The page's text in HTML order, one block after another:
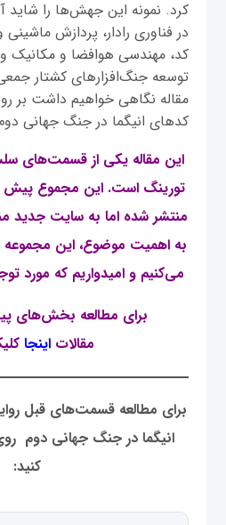
کرد. نمونه این جهش‌ها را شاید
در فناوری رادار، پردازش
کد، مهندسی هوافضا و مکانیک
توسعه جنگ‌افزارهای کشتار
مقاله نگاهی خواهیم داشت بر
كدهای انيگما در جنگ جهانی
این مقاله یکی از قسمت‌های
تورینگ است. این مجموع پیش
منتشر شده اما به سایت جدید
به اهمیت موضوع، این مجموعه
می‌کنیم و امیدواریم که مورد
برای مطالعه بخش‌های
مقالاتاینجا
برای مطالعه قسمت‌های قبل
انيگما در جنگ جهانی دوم
کنید: